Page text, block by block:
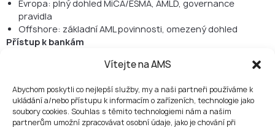
Vítejte na AMS
Abychom poskytli co nejlepší služby, my a naši partneři používáme k
ukládání a/nebo přístupu k informacím o zařízeních, technologie jako
soubory cookies. Souhlas s těmito technologiemi nám a našim
partnerům umožní zpracovávat osobní údaje, jako je chování při
Evropa: plný dohled MiCA/ESMA, AMLD, governance
pravidla
Offshore: základní AML povinnosti, omezený dohled
Přístup k bankám
odmítnuty
Dosah na trh
Evropa: celoevropský passporting + globální kredibilita